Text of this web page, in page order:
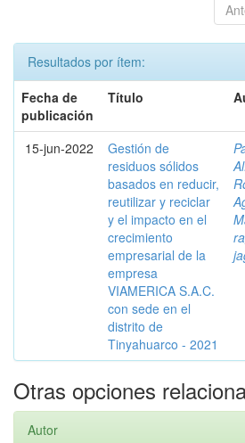
Resultados por ítem:
Fecha de
publicación
Título
15-jun-2022
Gestión de
residuos sólidos
basados en reducir,
reutilizar y reciclar
y el impacto en el
crecimiento
empresarial de la
empresa
VIAMERICA S.A.C.
con sede en el
distrito de
Tinyahuarco - 2021
Otras opciones
Autor